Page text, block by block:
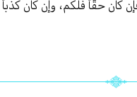
حقّاً فلكم، وإن كان كذباً